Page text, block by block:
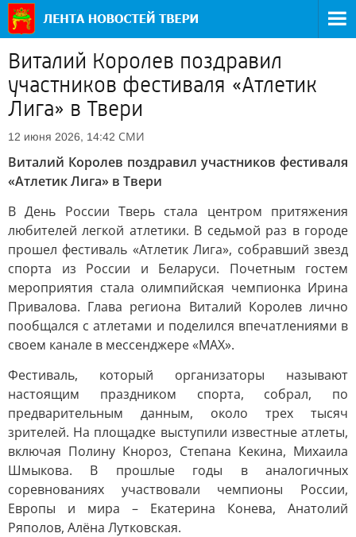
Виталий Королев поздравил
участников фестиваля «Атлетик
Лига» в Твери
12 июня 2026, 14:42 СМИ
Виталий Королев поздравил участников фестиваля
«Атлетик Лига» в Твери
В День России Тверь стала центром притяжения
любителей легкой атлетики. В седьмой раз в городе
прошел фестиваль «Атлетик Лига», собравший звезд
спорта из России и Беларуси. Почетным гостем
мероприятия стала олимпийская чемпионка Ирина
Привалова. Глава региона Виталий Королев лично
пообщался с атлетами и поделился впечатлениями в
своем канале в мессенджере «МАХ».
Фестиваль, который организаторы называют
настоящим праздником спорта, собрал, по
предварительным данным, около трех тысяч
зрителей. На площадке выступили известные атлеты,
включая Полину Кнороз, Степана Кекина, Михаила
Шмыкова. В прошлые годы в аналогичных
соревнованиях участвовали чемпионы России,
Европы и мира – Екатерина Конева, Анатолий
Ряполов, Алёна Лутковская.